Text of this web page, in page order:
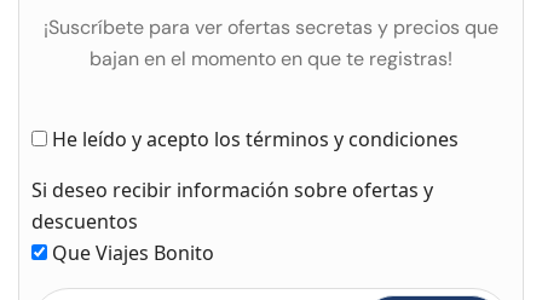
¡Suscríbete para ver ofertas secretas y precios que
bajan en el momento en que te registras!
He leído y acepto los términos y condiciones
Si deseo recibir información sobre ofertas y
descuentos
Que Viajes Bonito